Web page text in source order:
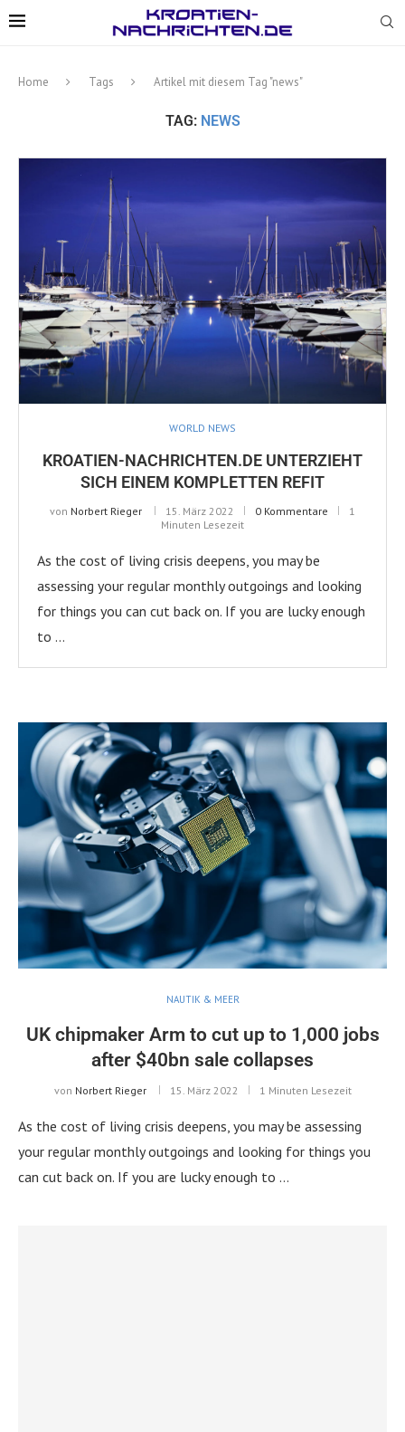
Home Tags Artikel mit diesem Tag "news"
TAG: NEWS
WORLD NEWS
KROATIEN-NACHRICHTEN.DE UNTERZIEHT
SICH EINEM KOMPLETTEN REFIT
von Norbert Rieger 15. März 2022 0 Kommentare
1
Minuten Lesezeit
As the cost of living crisis deepens, you may be
assessing your regular monthly outgoings and looking
for things you can cut back on. If you are lucky enough
to …
NAUTIK & MEER
UK chipmaker Arm to cut up to 1,000 jobs
after $40bn sale collapses
von Norbert Rieger 15. März 2022 1 Minuten Lesezeit
As the cost of living crisis deepens, you may be assessing
your regular monthly outgoings and looking for things you
can cut back on. If you are lucky enough to …